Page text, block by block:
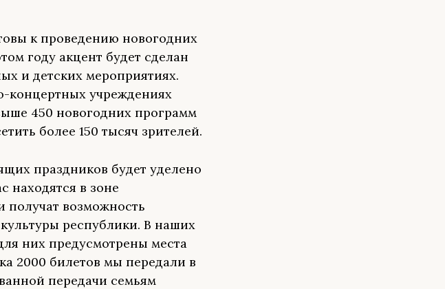
к проведению новогодних
году акцент будет сделан
и детских мероприятиях.
концертных учреждениях
450 новогодних программ
более 150 тысяч зрителей.
праздников будет уделено
находятся в зоне
получат возможность
республики. В наших
них предусмотрены места
2000 билетов мы передали в
передачи семьям